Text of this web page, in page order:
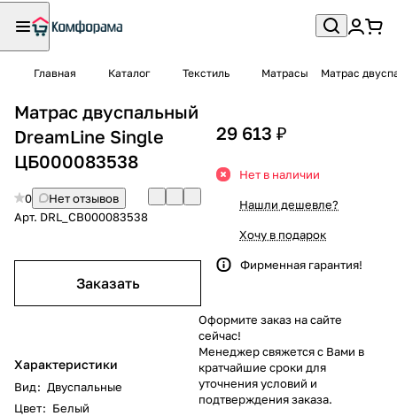
Главная Каталог Текстиль Матрасы Матрас
Матрас двуспальный
DreamLine Single
ЦБ000083538
0
Нет отзывов
Арт. DRL_CB000083538
Заказать
Характеристики
Вид: Двуспальные
Цвет: Белый
29 613 ₽
Нет в наличии
Нашли дешевле?
Хочу в подарок
Фирменная гарантия!
Оформите заказ на сайте
сейчас!
Менеджер свяжется с Вами в
кратчайшие сроки для
уточнения условий и
подтверждения заказа.